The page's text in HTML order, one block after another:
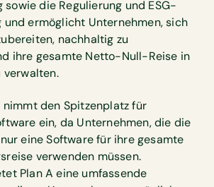
sowie die Regulierung und ESG-
ermöglicht Unternehmen, sich
nachhaltig zu
ihre gesamte Netto-Null-Reise in
verwalten.
nimmt den Spitzenplatz für
ein, da Unternehmen, die die
eine Software für ihre gesamte
verwenden müssen.
Plan A eine umfassende